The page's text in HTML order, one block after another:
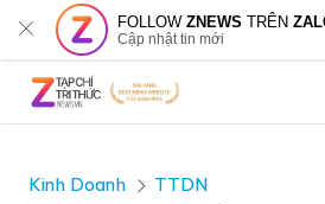
FOLLOWZNEWS TRÊN
Cập nhật tin mới
Kinh Doanh TTDN